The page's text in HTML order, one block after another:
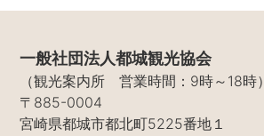
一般社団法人都城観光協会
（観光案内所 営業時間：9時～18時）
〒885-0004
宮崎県都城市都北町5225番地１